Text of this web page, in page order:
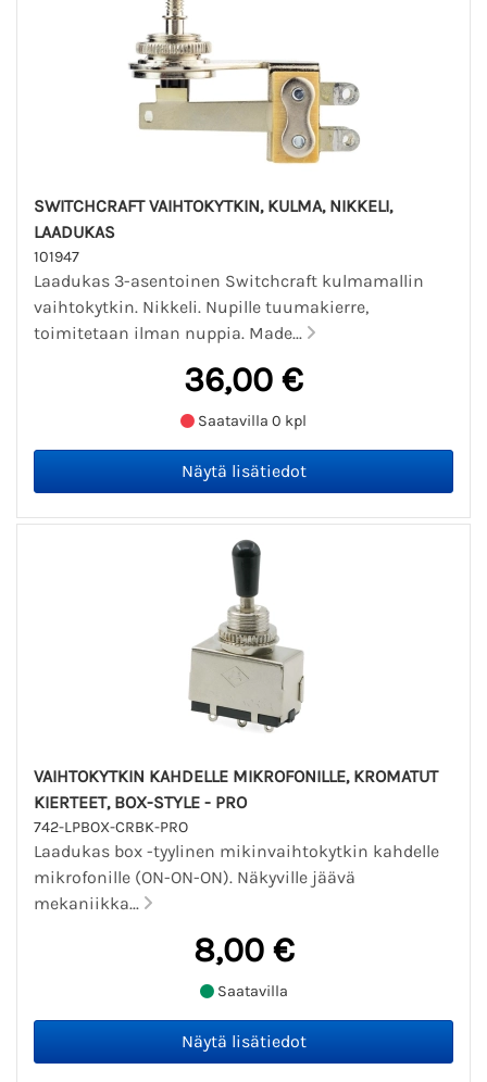
SWITCHCRAFT VAIHTOKYTKIN, KULMA, NIKKELI,
LAADUKAS
101947
Laadukas 3-asentoinen Switchcraft kulmamallin
vaihtokytkin. Nikkeli. Nupille tuumakierre,
toimitetaan ilman nuppia. Made...
36,00 €
Saatavilla 0 kpl
VAIHTOKYTKIN KAHDELLE MIKROFONILLE, KROMATUT
KIERTEET, BOX-STYLE - PRO
742-LPBOX-CRBK-PRO
Laadukas box -tyylinen mikinvaihtokytkin kahdelle
mikrofonille (ON-ON-ON). Näkyville jäävä
mekaniikka...
8,00 €
Saatavilla